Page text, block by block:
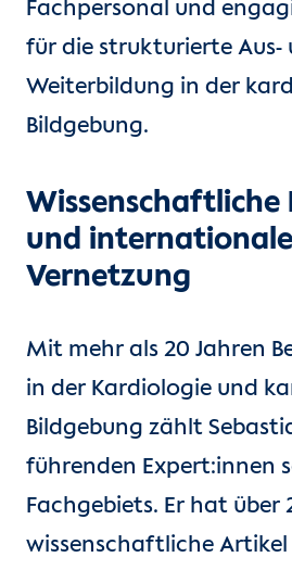
Fachpersonal und
für die strukturierte Aus-
Weiterbildung in der
Bildgebung.
Wissenschaftliche
und internationale
Vernetzung
Mit mehr als 20 Jahren
in der Kardiologie und
Bildgebung zählt
führenden Expert:innen
Fachgebiets. Er hat über
wissenschaftliche Artikel